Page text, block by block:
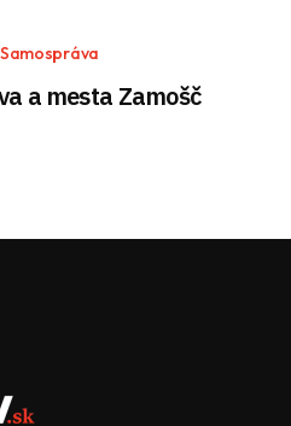
Samospráva
a mesta Zamošč